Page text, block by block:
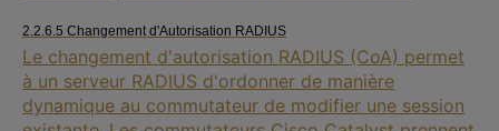
2.2.6.5 Changement d'Autorisation RADIUS
Le changement d'autorisation RADIUS (CoA) permet
à un serveur RADIUS d'ordonner de manière
dynamique au commutateur de modifier une session